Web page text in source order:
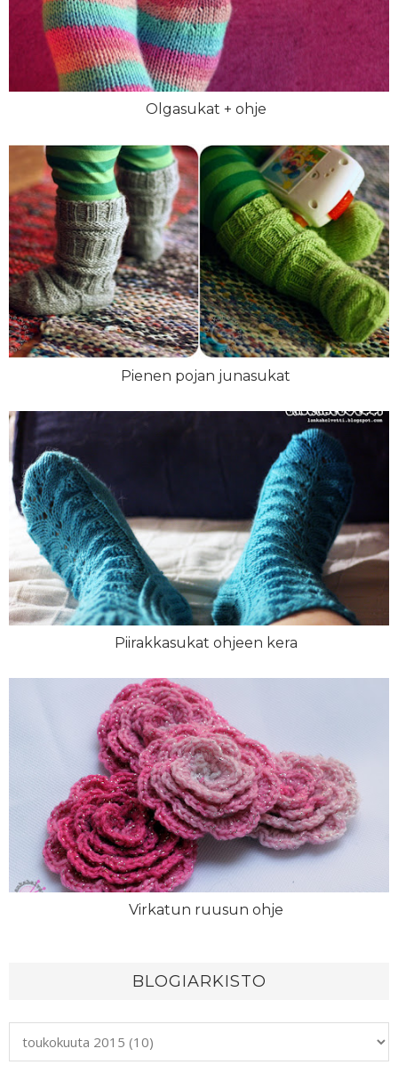
Olgasukat + ohje
Pienen pojan junasukat
Piirakkasukat ohjeen kera
Virkatun ruusun ohje
BLOGIARKISTO